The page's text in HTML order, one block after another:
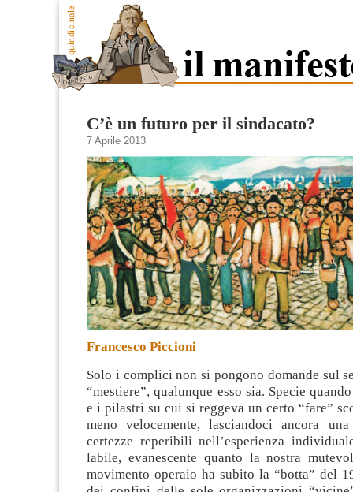
C’è un futuro per il sindacato?
7 Aprile 2013
Francesco Piccioni
Solo i complici non si pongono domande sul
“mestiere”, qualunque esso sia. Specie
e i pilastri su cui si reggeva un certo “fare”
meno velocemente, lasciandoci ancora
certezze reperibili nell’esperienza
labile, evanescente quanto la nostra
movimento operaio ha subito la “botta” del